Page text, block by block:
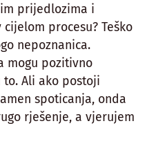
prijedlozima i
procesu? Teško
nepoznanica.
mogu pozitivno
Ali ako postoji
spoticanja, onda
rješenje, a vjerujem